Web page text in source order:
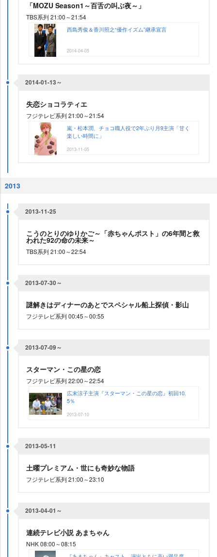
「MOZU Season1～百舌の叫ぶ夜～」
TBS系列 21:00～21:54
西島秀俊＆香川照之“優作イズム”継承宣言
2014-04-05
2014-01-13～
失恋ショコラティエ
フジテレビ系列 21:00～21:54
嵐・松本潤、チョコ職人役で2年ぶり月9主演「甘く
楽しい時間に」
2013-11-05
2013
2013-11-25
こうのとりのゆりかご～「赤ちゃんポスト」の6年間と救
われた92の命の未来～
TBS系列 21:00～22:54
2013-07-30～
謎解きはディナーのあとでスペシャル船上探偵・影山
フジテレビ系列 00:45～00:55
2013-07-09～
スターマン・この星の恋
フジテレビ系列 22:00～22:54
広末涼子主演『スターマン・この星の恋』初回10.
5％
2013-07-10
2013-05-11
土曜プレミアム・世にも奇妙な物語
フジテレビ系列 21:00～23:10
2013-04-01～
連続テレビ小説 あまちゃん
NHK 08:00～08:15